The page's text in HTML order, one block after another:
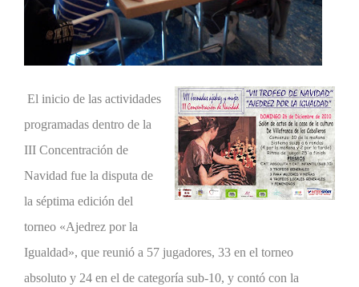
El inicio de las actividades
programadas dentro de la
III Concentración de
Navidad fue la disputa de
la séptima edición del
torneo «Ajedrez por la
Igualdad», que reunió a 57 jugadores, 33 en el torneo
absoluto y 24 en el de categoría sub-10, y contó con la